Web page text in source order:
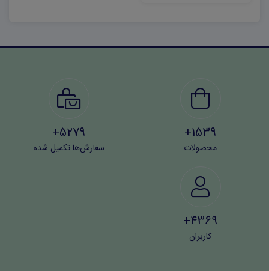
1539+
محصولات
5279+
سفارش‌ها تکمیل شده
4369+
کاربران